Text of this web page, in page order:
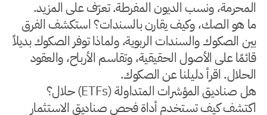
المحرمة، ونسب الديون المفرطة. تعرّف على المزيد.
ما هو الصك، وكيف يقارن بالسندات؟ استكشف الفرق
بين الصكوك والسندات الربوية، ولماذا توفر الصكوك بديلاً
قائمًا على الأصول الحقيقية، وتقاسم الأرباح، والعقود
الحلال. اقرأ دليلنا عن الصكوك.
هل صناديق المؤشرات المتداولة (ETFs) حلال؟
اكتشف كيف تستخدم أداة فحص صناديق الاستثمار